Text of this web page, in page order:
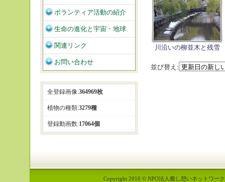
川沿いの柳並木と残雪
並び替え:
ボランティア活動の紹介
生命の進化と宇宙・地球
関連リンク
お問い合わせ
全登録画像:364969枚
植物の種類:3279種
登録動画数:17064個
Copyright 2016 © NPO法人癒し憩いネットワー